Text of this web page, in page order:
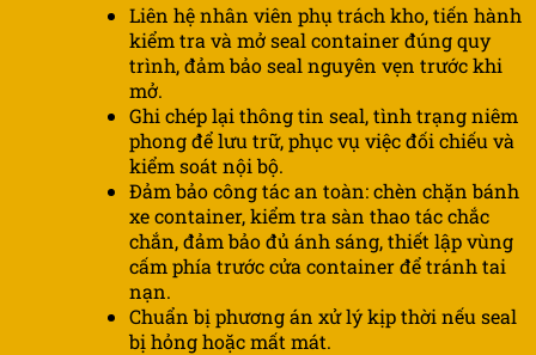
Liên hệ nhân viên phụ trách kho, tiến hành
kiểm tra và mở seal container đúng quy
trình, đảm bảo seal nguyên vẹn trước khi
mở.
Ghi chép lại thông tin seal, tình trạng niêm
phong để lưu trữ, phục vụ việc đối chiếu và
kiểm soát nội bộ.
Đảm bảo công tác an toàn: chèn chặn bánh
xe container, kiểm tra sàn thao tác chắc
chắn, đảm bảo đủ ánh sáng, thiết lập vùng
cấm phía trước cửa container để tránh tai
nạn.
Chuẩn bị phương án xử lý kịp thời nếu seal
bị hỏng hoặc mất mát.